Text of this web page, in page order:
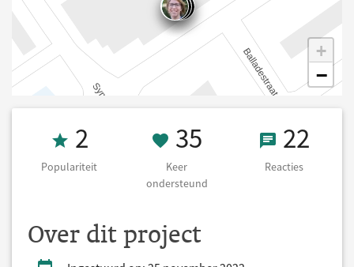
+
−
Populariteit 2
2
Populariteit
35 Keer
35
Keer
ondersteund
2222
Reacties
Over dit project